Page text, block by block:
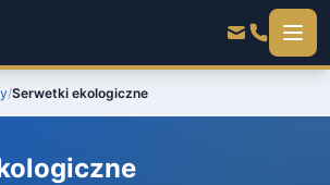
/Serwetki ekologiczne